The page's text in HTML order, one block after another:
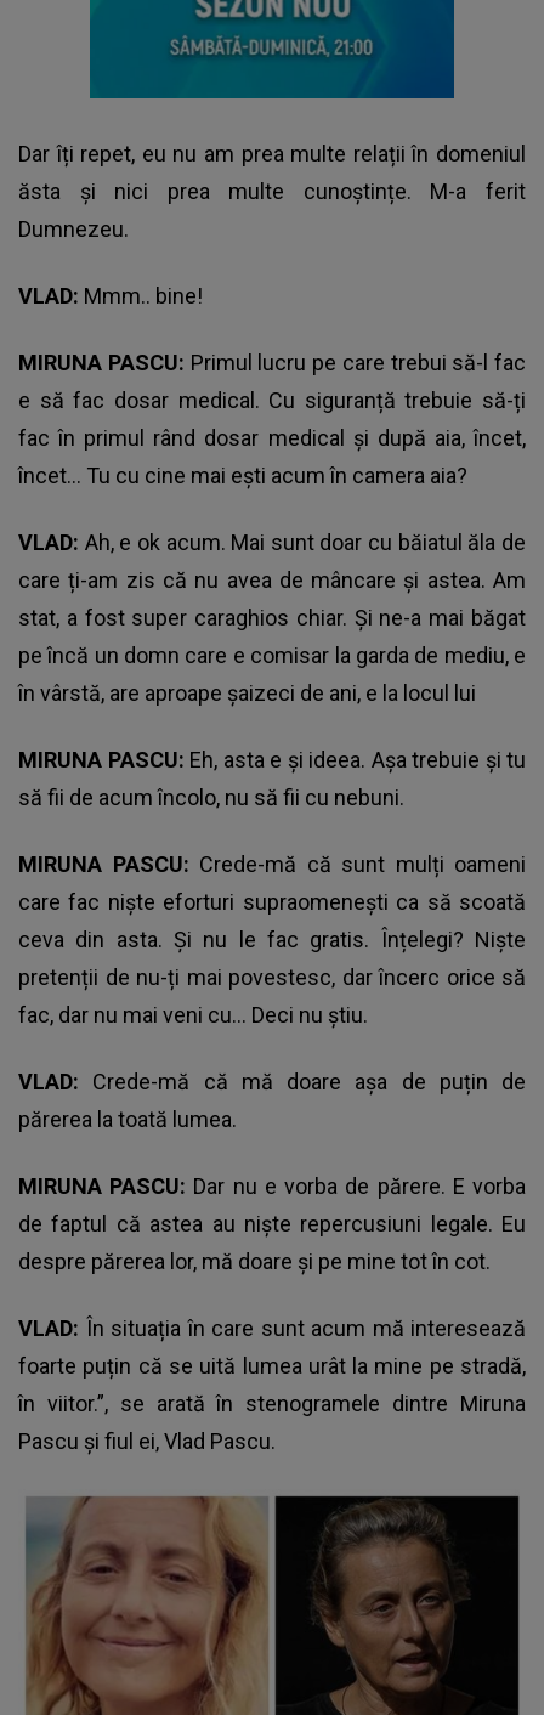
Dar îți repet, eu nu am prea multe relații în domeniul
ăsta și nici prea multe cunoștințe. M-a ferit
Dumnezeu.
VLAD: Mmm.. bine!
MIRUNA PASCU: Primul lucru pe care trebui să-l fac
e să fac dosar medical. Cu siguranță trebuie să-ți
fac în primul rând dosar medical și după aia, încet,
încet… Tu cu cine mai ești acum în camera aia?
VLAD: Ah, e ok acum. Mai sunt doar cu băiatul ăla de
care ți-am zis că nu avea de mâncare și astea. Am
stat, a fost super caraghios chiar. Și ne-a mai băgat
pe încă un domn care e comisar la garda de mediu, e
în vârstă, are aproape șaizeci de ani, e la locul lui
MIRUNA PASCU: Eh, asta e și ideea. Așa trebuie și tu
să fii de acum încolo, nu să fii cu nebuni.
MIRUNA PASCU: Crede-mă că sunt mulți oameni
care fac niște eforturi supraomenești ca să scoată
ceva din asta. Și nu le fac gratis. Înțelegi? Niște
pretenții de nu-ți mai povestesc, dar încerc orice să
fac, dar nu mai veni cu… Deci nu știu.
VLAD: Crede-mă că mă doare așa de puțin de
părerea la toată lumea.
MIRUNA PASCU: Dar nu e vorba de părere. E vorba
de faptul că astea au niște repercusiuni legale. Eu
despre părerea lor, mă doare și pe mine tot în cot.
VLAD: În situația în care sunt acum mă interesează
foarte puțin că se uită lumea urât la mine pe stradă,
în viitor.”, se arată în stenogramele dintre Miruna
Pascu și fiul ei, Vlad Pascu.